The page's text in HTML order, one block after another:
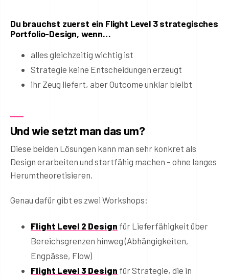
Du brauchst zuerst ein Flight Level 3 strategisches
Portfolio-Design, wenn…
alles gleichzeitig wichtig ist
Strategie keine Entscheidungen erzeugt
ihr Zeug liefert, aber Outcome unklar bleibt
Und wie setzt man das um?
Diese beiden Lösungen kann man sehr konkret als
Design erarbeiten und startfähig machen – ohne langes
Herumtheoretisieren.
Genau dafür gibt es zwei Workshops:
Flight Level 2 Design für Lieferfähigkeit über
Bereichsgrenzen hinweg (Abhängigkeiten,
Engpässe, Flow)
Flight Level 3 Design für Strategie, die in